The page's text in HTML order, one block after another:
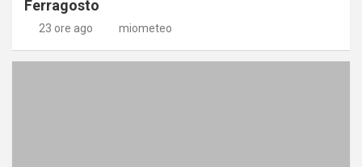
Ferragosto
23 ore ago miometeo